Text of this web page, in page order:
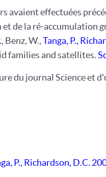
avaient effectuées
de la ré-accumulation
, Benz, W., Tanga, P.,
families and satellites.
du journal Science et
P., Richardson, D.C.